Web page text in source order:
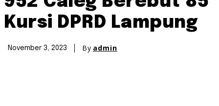
Kursi DPRD Lampung
November 3, 2023 By admin